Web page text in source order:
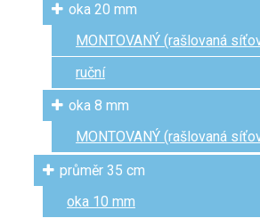
oka 20 mm
MONTOVANÝ (rašlovaná
ruční
oka 8 mm
MONTOVANÝ (rašlovaná
průměr 35 cm
oka 10 mm